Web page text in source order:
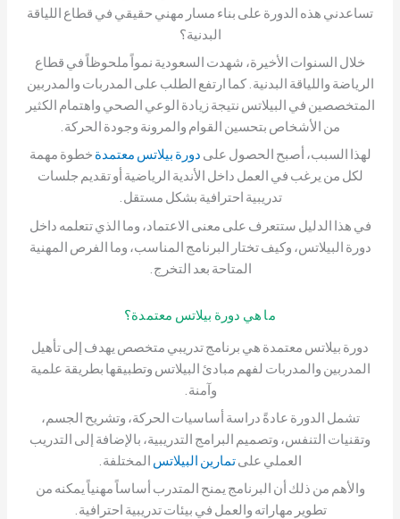
تساعدني هذه الدورة على بناء مسار مهني حقيقي في قطاع اللياقة
البدنية؟
خلال السنوات الأخيرة، شهدت السعودية نمواً ملحوظاً في قطاع
الرياضة واللياقة البدنية. كما ارتفع الطلب على المدربات والمدربين
المتخصصين في البيلاتس نتيجة زيادة الوعي الصحي واهتمام الكثير
من الأشخاص بتحسين القوام والمرونة وجودة الحركة.
لهذا السبب، أصبح الحصول على دورة بيلاتس معتمدة خطوة مهمة
لكل من يرغب في العمل داخل الأندية الرياضية أو تقديم جلسات
تدريبية احترافية بشكل مستقل.
في هذا الدليل ستتعرف على معنى الاعتماد، وما الذي تتعلمه داخل
دورة البيلاتس، وكيف تختار البرنامج المناسب، وما الفرص المهنية
المتاحة بعد التخرج.
ما هي دورة بيلاتس معتمدة؟
دورة بيلاتس معتمدة هي برنامج تدريبي متخصص يهدف إلى تأهيل
المدربين والمدربات لفهم مبادئ البيلاتس وتطبيقها بطريقة علمية
وآمنة.
تشمل الدورة عادةً دراسة أساسيات الحركة، وتشريح الجسم،
وتقنيات التنفس، وتصميم البرامج التدريبية، بالإضافة إلى التدريب
العملي علىتمارين البيلاتس المختلفة.
والأهم من ذلك أن البرنامج يمنح المتدرب أساساً مهنياً يمكنه من
تطوير مهاراته والعمل في بيئات تدريبية احترافية.